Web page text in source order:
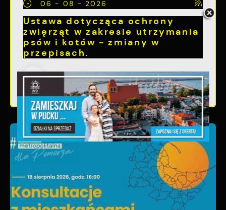
06 - 08 - 2026
Ustawa dotycząca ochrony
zwięrząt w zakresie utrzymania
psów i kotów - zmiany w
przepisach.